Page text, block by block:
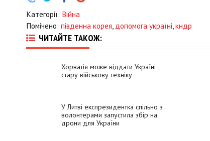
Категорії: Війна
Помічено: південна корея, допомога україні,кндр
ЧИТАЙТЕ ТАКОЖ:
Хорватія може віддати Україні
стару військову техніку
У Литві експрезидентка спільно з
волонтерами запустила збір на
дрони для України